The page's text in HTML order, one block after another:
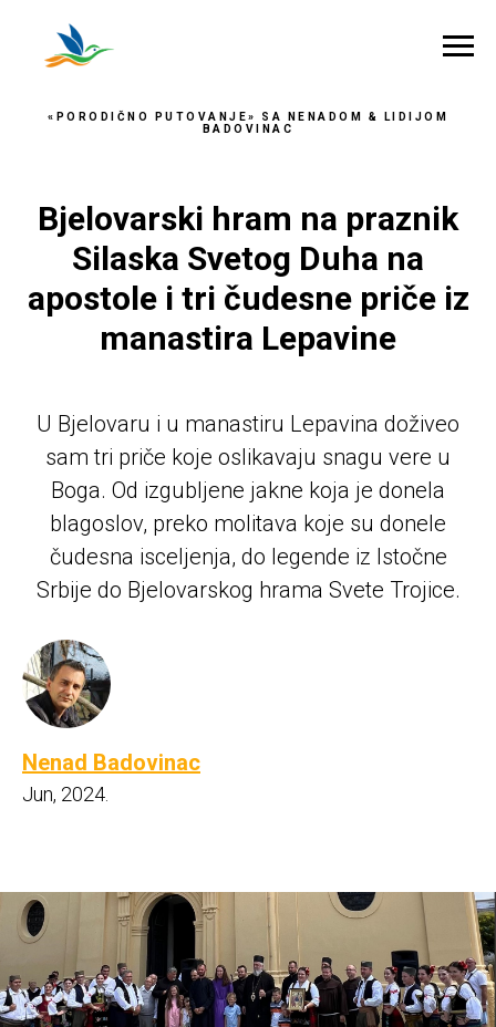
«PORODIČNO PUTOVANJE» SA NENADOM & LIDIJOM
BADOVINAC
Bjelovarski hram na praznik
Silaska Svetog Duha na
apostole i tri čudesne priče iz
manastira Lepavine
U Bjelovaru i u manastiru Lepavina doživeo
sam tri priče koje oslikavaju snagu vere u
Boga. Od izgubljene jakne koja je donela
blagoslov, preko molitava koje su donele
čudesna isceljenja, do legende iz Istočne
Srbije do Bjelovarskog hrama Svete Trojice.
Nenad Badovinac
Jun, 2024.